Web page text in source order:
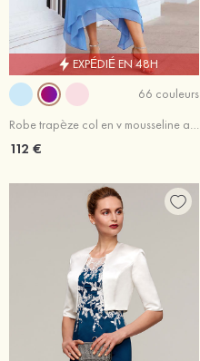
EXPÉDIÉ EN 48H
66 couleurs
Robe trapèze col en v mousseline asymétrique robe de mère de la mariée avec veste
112 €